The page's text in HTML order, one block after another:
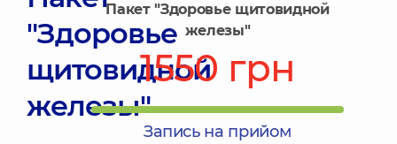
"Здоровье
щитовидной
железы"
Пакет "Здоровье щитовидной
железы"
1550 грн
Запись на прийом